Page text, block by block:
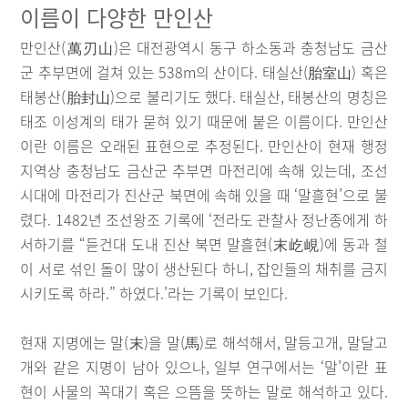
이름이 다양한 만인산
만인산(萬刃山)은 대전광역시 동구 하소동과 충청남도 금산
군 추부면에 걸쳐 있는 538m의 산이다. 태실산(胎室山) 혹은
태봉산(胎封山)으로 불리기도 했다. 태실산, 태봉산의 명칭은
태조 이성계의 태가 묻혀 있기 때문에 붙은 이름이다. 만인산
이란 이름은 오래된 표현으로 추정된다. 만인산이 현재 행정
지역상 충청남도 금산군 추부면 마전리에 속해 있는데, 조선
시대에 마전리가 진산군 북면에 속해 있을 때 ‘말흘현’으로 불
렸다. 1482년 조선왕조 기록에 ‘전라도 관찰사 정난종에게 하
서하기를 “듣건대 도내 진산 북면 말흘현(末屹峴)에 동과 철
이 서로 섞인 돌이 많이 생산된다 하니, 잡인들의 채취를 금지
시키도록 하라.” 하였다.’라는 기록이 보인다.
현재 지명에는 말(末)을 말(馬)로 해석해서, 말등고개, 말달고
개와 같은 지명이 남아 있으나, 일부 연구에서는 ‘말’이란 표
현이 사물의 꼭대기 혹은 으뜸을 뜻하는 말로 해석하고 있다.